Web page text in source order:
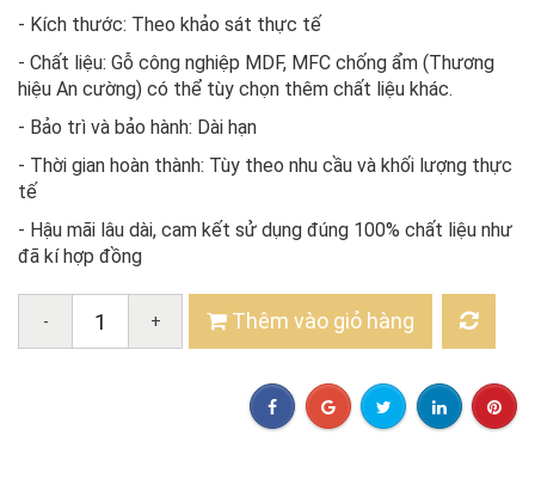
- Kích thước: Theo khảo sát thực tế
- Chất liệu: Gỗ công nghiệp MDF, MFC chống ẩm (Thương
hiệu An cường) có thể tùy chọn thêm chất liệu khác.
- Bảo trì và bảo hành: Dài hạn
- Thời gian hoàn thành: Tùy theo nhu cầu và khối lượng thực
tế
- Hậu mãi lâu dài, cam kết sử dụng đúng 100% chất liệu như
đã kí hợp đồng
- + Thêm vào giỏ hàng